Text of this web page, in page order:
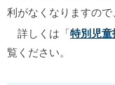
利がなくなりますので
詳しくは「特別児童
覧ください。